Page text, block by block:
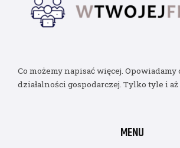
Co możemy napisać więcej.
działalności gospodarczej. Tylko tyle i
MENU